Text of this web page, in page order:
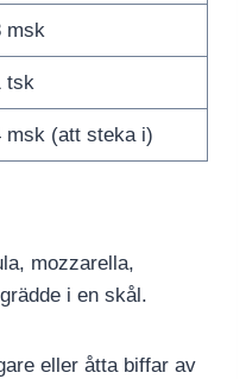
msk
tsk
msk (att steka i)
mozzarella,
i en skål.
eller åtta biffar av